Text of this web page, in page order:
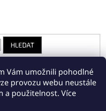
Vám umožnili pohodlné
provozu webu neustále
a použitelnost. Více
HLEDAT
Česká republika